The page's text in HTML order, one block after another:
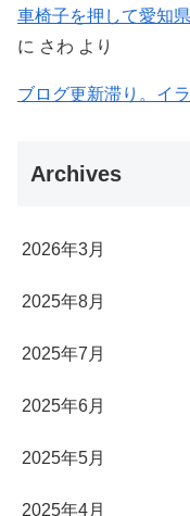
車椅子を押して愛知
に さわ より
ブログ更新滞り。イ
Archives
2026年3月
2025年8月
2025年7月
2025年6月
2025年5月
2025年4月